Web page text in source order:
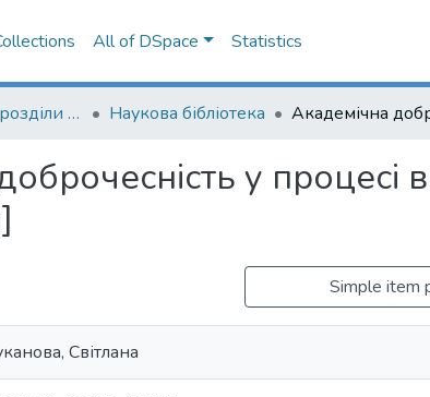
All of DSpace Statistics
009. Наукові підрозділи НаУКМА Наукова бібліотека
у
Simple item
Світлана